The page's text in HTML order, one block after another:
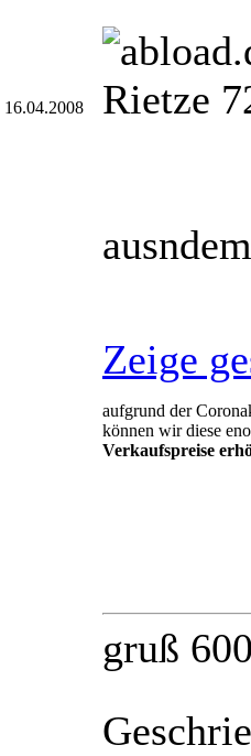
16.04.2008 Rietze
Zeige
aufgrund der
können wir diese
Verkaufspreise
gruß